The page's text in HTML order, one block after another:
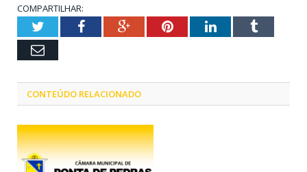
COMPARTILHAR:
TwitterFacebookGoogle+PinterestLinkedInTumblr
Email
CONTEÚDO RELACIONADO